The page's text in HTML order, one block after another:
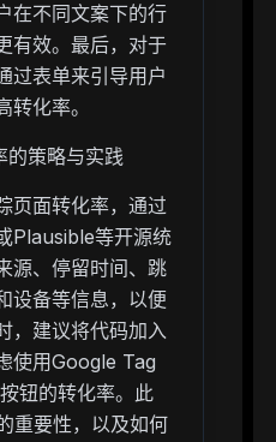
在不同文案下的行
有效。最后，对于
过表单来引导用户
化率。
的策略与实践
页面转化率，通过
Plausible等开源统
源、停留时间、跳
设备等信息，以便
，建议将代码加入
使用Google Tag
钮的转化率。此
重要性，以及如何